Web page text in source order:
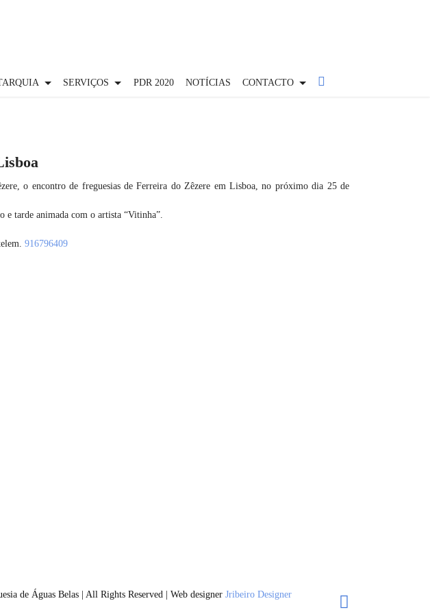
SERVIÇOS PDR 2020 NOTÍCIAS CONTACTO
o encontro de freguesias de Ferreira do Zêzere em Lisboa, no próximo dia 25 de
tarde animada com o artista “Vitinha”.
916796409
de Águas Belas | All Rights Reserved | Web designer Jribeiro Designer